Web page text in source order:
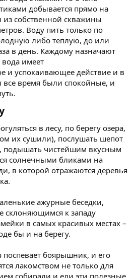
добывается прямо на
собственной скважины
Воду пить только по
либо теплую, до или
в день. Каждому назначают
имеет
и успокаивающее действие и в
время были спокойные, и
в лесу, по берегу озера,
их сушили), послушать шепот
подышать чистейшим вкусным
солнечными бликами на
в которой отражаются деревья
ажурные беседки,
склоняющимся к западу
в самых красивых местах –
бы и на берегу.
поспевает боярышник, и его
лакомством не только для
собирали и ели эти полезные